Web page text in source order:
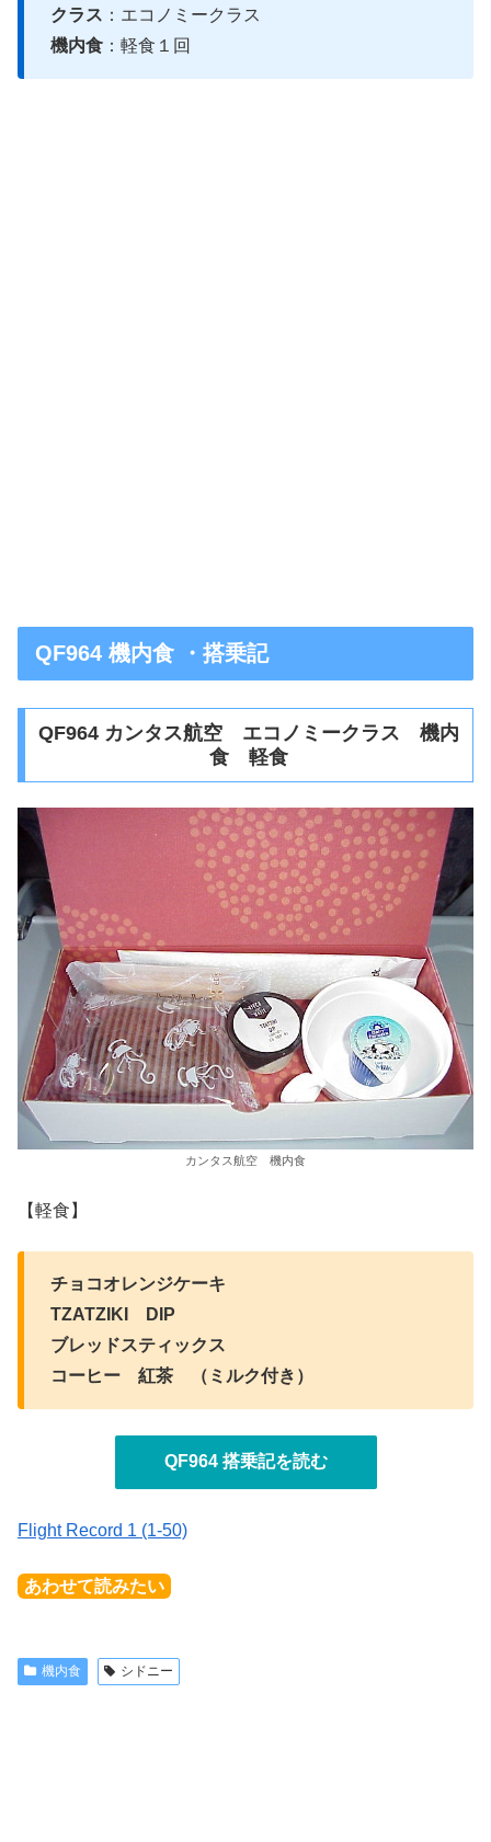
クラス ：エコノミークラス
機内食 ：軽食１回
QF964 機内食 ・搭乗記
QF964 カンタス航空 エコノミークラス 機内
食 軽食
カンタス航空 機内食
【軽食】
チョコオレンジケーキ
TZATZIKI DIP
ブレッドスティックス
コーヒー 紅茶 （ミルク付き）
QF964 搭乗記を読む
Flight Record 1 (1-50)
あわせて読みたい
機内食 シドニー